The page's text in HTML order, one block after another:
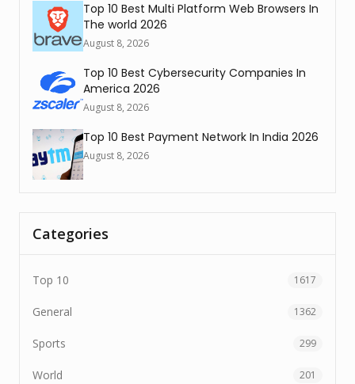
Top 10 Best Multi Platform Web Browsers In
The world 2026
August 8, 2026
Top 10 Best Cybersecurity Companies In
America 2026
August 8, 2026
Top 10 Best Payment Network In India 2026
August 8, 2026
Categories
Top 10 1617
General 1362
Sports 299
World 201